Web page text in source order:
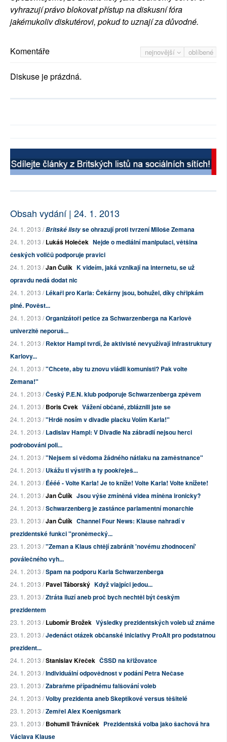
vyhrazují právo blokovat přístup na diskusní fóra
jakémukoliv diskutérovi, pokud to uznají za důvodné.
nejnovější oblíbené
Komentáře
Diskuse je prázdná.
Obsah vydání | 24. 1. 2013
24. 1. 2013 /Britské listyse ohrazují proti tvrzení Miloše Zemana
24. 1. 2013 /Lukáš Holeček Nejde o mediální manipulaci, většina
českých voličů podporuje pravici
24. 1. 2013 /Jan Čulík K videím, jaká vznikají na internetu, se už
opravdu nedá dodat nic
24. 1. 2013 /Lékaři pro Karla: Čekárny jsou, bohužel, díky chřipkám
plné. Pověst...
24. 1. 2013 /Organizátoři petice za Schwarzenberga na Karlově
univerzitě neporuš...
24. 1. 2013 /Rektor Hampl tvrdí, že aktivisté nevyužívají infrastruktury
Karlovy...
24. 1. 2013 /"Chcete, aby tu znovu vládli komunisti? Pak volte
Zemana!"
24. 1. 2013 /Český P.E.N. klub podporuje Schwarzenberga zpěvem
24. 1. 2013 /Boris Cvek Vážení občané, zbláznili jste se
24. 1. 2013 /"Hrdě nosím v divadle placku Volím Karla!"
24. 1. 2013 /Ladislav Hampl: V Divadle Na zábradlí nejsou herci
podrobováni poli...
24. 1. 2013 /"Nejsem si vědoma žádného nátlaku na zaměstnance"
24. 1. 2013 /Ukážu ti výstřih a ty pookřeješ...
24. 1. 2013 /Éééé - Volte Karla! Je to kníže! Volte Karla! Volte knížete!
24. 1. 2013 /Jan Čulík Jsou výše zmíněná videa míněna ironicky?
24. 1. 2013 /Schwarzenberg je zastánce parlamentní monarchie
23. 1. 2013 /Jan Čulík Channel Four News: Klause nahradí v
prezidentské funkci "proněmecký...
23. 1. 2013 /"Zeman a Klaus chtějí zabránit 'novému zhodnocení'
poválečného vyh...
24. 1. 2013 /Spam na podporu Karla Schwarzenberga
24. 1. 2013 /Pavel Táborský Když viajpíci jedou...
23. 1. 2013 /Ztráta iluzí aneb proč bych nechtěl být českým
prezidentem
23. 1. 2013 /Lubomír Brožek Výsledky prezidentských voleb už známe
23. 1. 2013 /Jedenáct otázek občanské iniciativy ProAlt pro podstatnou
prezident...
24. 1. 2013 /Stanislav Křeček ČSSD na křižovatce
24. 1. 2013 /Individuální odpovědnost v podání Petra Nečase
23. 1. 2013 /Zabraňme případnému falšování voleb
24. 1. 2013 /Volby prezidenta aneb Skeptikové versus těšitelé
23. 1. 2013 /Zemřel Alex Koenigsmark
23. 1. 2013 /Bohumil Trávníček Prezidentská volba jako šachová hra
Václava Klause